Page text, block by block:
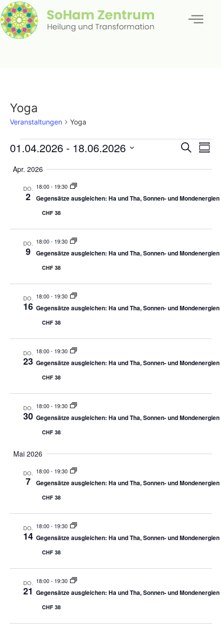
Yoga
Veranstaltungen Yoga
Suche
01.04.2026 - 18.06.2026
auswählen.
Apr. 2026
DO.
2
18:00- 19:30
Gegensätze ausgleichen: Ha und Tha, Sonnen- und Mondenergien
CHF 38
DO.
9
18:00- 19:30
Gegensätze ausgleichen: Ha und Tha, Sonnen- und Mondenergien
CHF 38
DO.
16
18:00- 19:30
Gegensätze ausgleichen: Ha und Tha, Sonnen- und Mondenergien
CHF 38
DO.
23
18:00- 19:30
Gegensätze ausgleichen: Ha und Tha, Sonnen- und Mondenergien
CHF 38
DO.
30
18:00- 19:30
Gegensätze ausgleichen: Ha und Tha, Sonnen- und Mondenergien
CHF 38
Mai 2026
DO.
7
18:00- 19:30
Gegensätze ausgleichen: Ha und Tha, Sonnen- und Mondenergien
CHF 38
DO.
14
18:00- 19:30
Gegensätze ausgleichen: Ha und Tha, Sonnen- und Mondenergien
CHF 38
DO.
21
18:00- 19:30
Gegensätze ausgleichen: Ha und Tha, Sonnen- und Mondenergien
CHF 38